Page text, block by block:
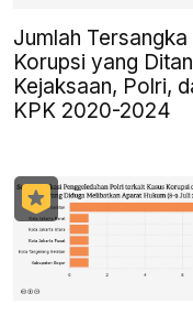
Jumlah Tersangka
Korupsi yang
Kejaksaan, Polri,
KPK 2020-2024